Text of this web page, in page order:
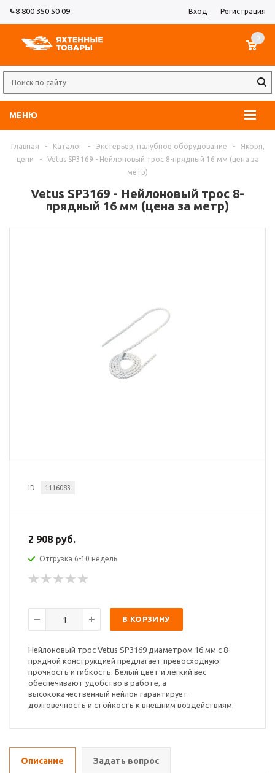
8 800 350 50 09 Вход Регистрация
МЕНЮ
0
Главная - Каталог - Экстерьер, палубное оборудование -
Якоря,
цепи
-
Vetus SP3169 - Нейлоновый трос 8-прядный 16 мм (цена за
метр)
Vetus SP3169 - Нейлоновый трос 8-
прядный 16 мм (цена за метр)
ID 1116083
2 908 руб.
Отгрузка 6-10 недель
В КОРЗИНУ
Нейлоновый трос Vetus SP3169 диаметром 16 мм с 8-
прядной конструкцией предлагает превосходную
прочность и гибкость. Белый цвет и лёгкий вес
обеспечивают удобство в работе, а
высококачественный нейлон гарантирует
долговечность и стойкость к внешним воздействиям.
Описание Задать вопрос